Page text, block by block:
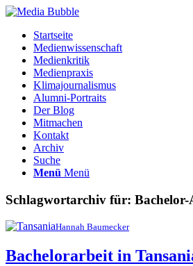
Startseite
Medienwissenschaft
Medienkritik
Medienpraxis
Klimajournalismus
Alumni-Portraits
Der Blog
Mitmachen
Kontakt
Archiv
Suche
Menü Menü
Schlagwortarchiv für:
Hannah Baumecker
Bachelorarbeit in